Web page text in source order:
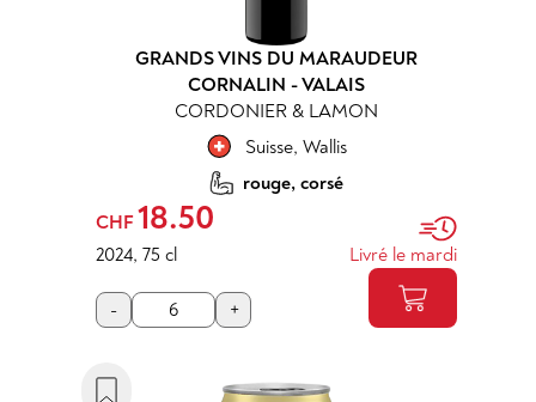
GRANDS VINS DU MARAUDEUR
CORNALIN - VALAIS
CORDONIER & LAMON
Suisse, Wallis
rouge, corsé
CHF 18.50
2024, 75 cl Livré le mardi
- +